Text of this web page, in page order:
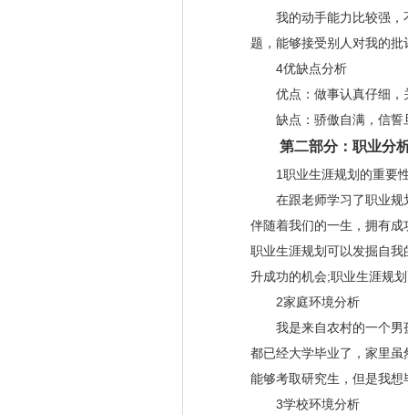
我的动手能力比较强，
题，能够接受别人对我的批
4优缺点分析
优点：做事认真仔细，
缺点：骄傲自满，信誓
第二部分：职业分
1职业生涯规划的重要
在跟老师学习了职业规
伴随着我们的一生，拥有
职业生涯规划可以发掘自
升成功的机会;职业生涯规
2家庭环境分析
我是来自农村的一个男
都已经大学毕业了，家里
能够考取研究生，但是我
3学校环境分析